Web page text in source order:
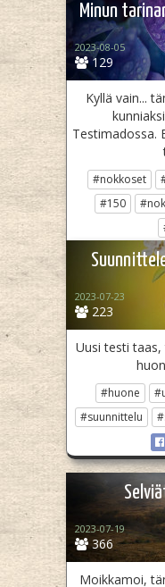
Minun
129
2023-08-05
Kyllä vain...
Testimadossa.
#nokkoset
#150
223
2023-07-23
Uusi testi
#huone
#suunnittelu
366
2023-07-19
Moikkamoi,